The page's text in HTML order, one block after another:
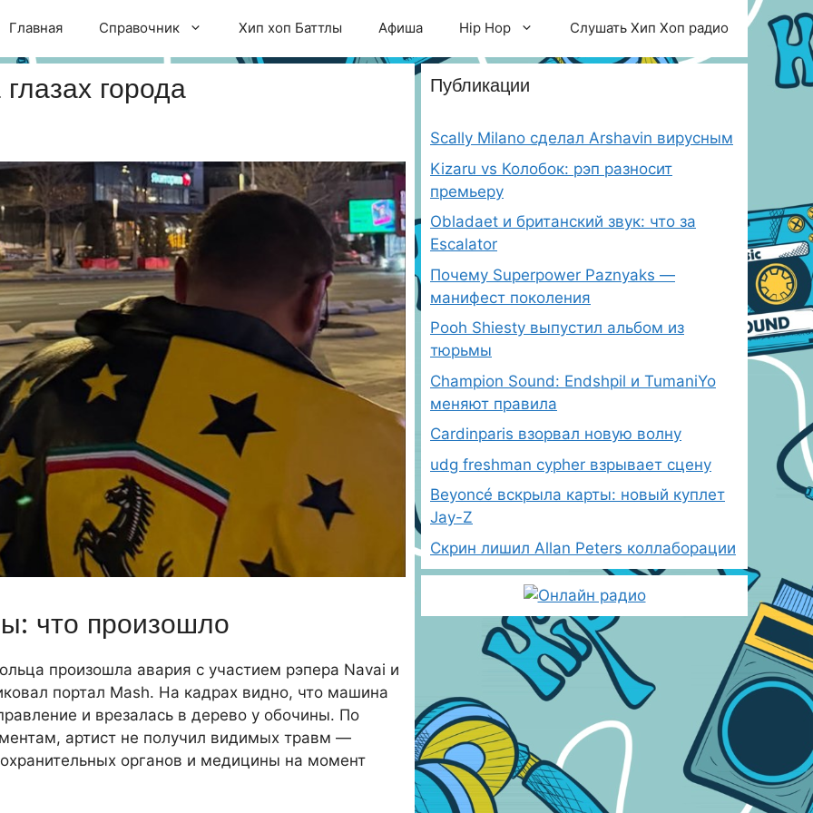
Главная Справочник Хип хоп Баттлы Афиша Hip Hop Слушать Хип Хоп радио
города
что произошло
произошла авария с участием рэпера Navai и
портал Mash. На кадрах видно, что машина
и врезалась в дерево у обочины. По
артист не получил видимых травм —
органов и медицины на момент
Публикации
Scally Milano сделал Arshavin вирусным
Kizaru vs Колобок: рэп разносит
премьеру
Obladaet и британский звук: что за
Escalator
Почему Superpower Paznyaks —
манифест поколения
Pooh Shiesty выпустил альбом из
тюрьмы
Champion Sound: Endshpil и TumaniYo
меняют правила
Cardinparis взорвал новую волну
udg freshman cypher взрывает сцену
Beyoncé вскрыла карты: новый куплет
Jay-Z
Скрин лишил Allan Peters коллаборации